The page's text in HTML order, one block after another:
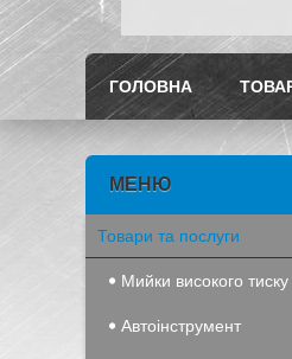
ГОЛОВНА
Товари та послуги
Мийки високого тиску
Автоінструмент